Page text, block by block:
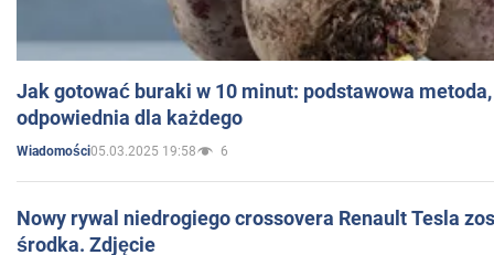
Jak gotować buraki w 10 minut: podstawowa
odpowiednia dla każdego
Wiadomości05.03.2025 19:58 6
Nowy rywal niedrogiego crossovera Renault Tesla
środka. Zdjęcie